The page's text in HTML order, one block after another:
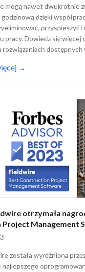
mogą nawet dwukrotnie
dzięki
przyspieszyć i
pracy. Dowiedz się więcej
rozwiązaniach dostępnych
→
otrzymała
Management
została wyróżniona
najlepszego